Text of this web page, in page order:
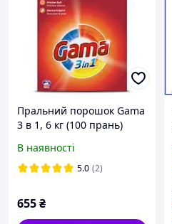
Пральний порошок Gama
3 в 1, 6 кг (100 прань)
В наявності
5.0 (2)
655₴